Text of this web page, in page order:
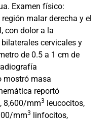
Examen físico:
malar derecha y el
con dolor a la
cervicales y
de 0.5 a 1 cm de
mostró masa
reportó
8,600/mm3
leucocitos,
mm3
linfocitos,